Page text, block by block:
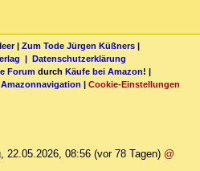
| Zum Tode Jürgen Küßners |
| Datenschutzerklärung
Forum durch Käufe bei Amazon! |
Amazonnavigation | Cookie-Einstellungen
22.05.2026, 08:56 (vor 78 Tagen) @